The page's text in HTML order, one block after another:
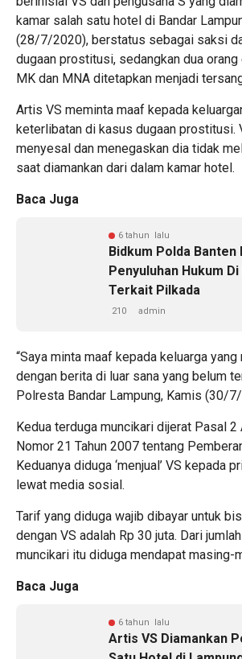
kamar salah satu hotel di Bandar
(28/7/2020), berstatus sebagai saksi
dugaan prostitusi, sedangkan dua orang
MK dan MNA ditetapkan menjadi
Artis VS meminta maaf kepada
keterlibatan di kasus dugaan prostitusi.
menyesal dan menegaskan dia tidak
saat diamankan dari dalam kamar hotel.
Baca Juga
6 tahun lalu
Bidkum Polda Banten
Penyuluhan Hukum
Terkait Pilkada
210 admin
“Saya minta maaf kepada keluarga
dengan berita di luar sana yang belum
Polresta Bandar Lampung, Kamis (30/
Kedua terduga muncikari dijerat Pasal 2
Nomor 21 Tahun 2007 tentang
Keduanya diduga ‘menjual’ VS kepada
lewat media sosial.
Tarif yang diduga wajib dibayar untuk
dengan VS adalah Rp 30 juta. Dari
muncikari itu diduga mendapat masing-
Baca Juga
6 tahun lalu
Artis VS Diamankan